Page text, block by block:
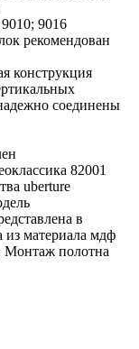
9016
рекомендован
конструкция
соединены
82001
uberture
в
из материала мдф
Монтаж полотна